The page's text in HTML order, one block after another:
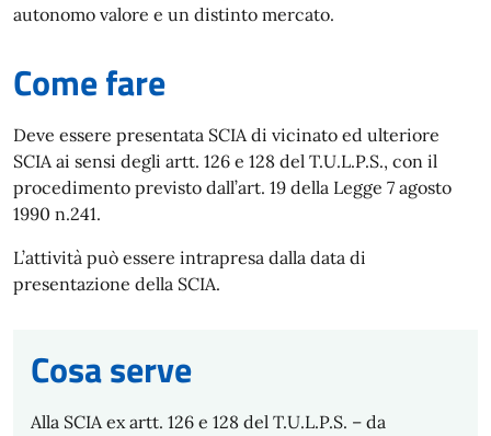
autonomo valore e un distinto mercato.
Come fare
Deve essere presentata SCIA di vicinato ed ulteriore
SCIA ai sensi degli artt. 126 e 128 del T.U.L.P.S., con il
procedimento previsto dall’art. 19 della Legge 7 agosto
1990 n.241.
L’attività può essere intrapresa dalla data di
presentazione della SCIA.
Cosa serve
Alla SCIA ex artt. 126 e 128 del T.U.L.P.S. – da